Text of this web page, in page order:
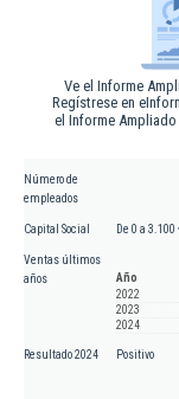
Ve el Informe
Regístrese en
el Informe
Número de
empleados
Capital Social De 0 a 3.100
Ventas últimos
años
Año
2022
2023
2024
Resultado 2024 Positivo